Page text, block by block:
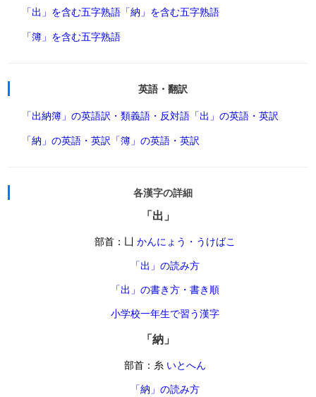
「出」を含む五字熟語 「納」を含む五字熟語
「簿」を含む五字熟語
英語・翻訳
「出納簿」の英語訳・類義語・反対語 「出」の英語・英訳
「納」の英語・英訳 「簿」の英語・英訳
各漢字の詳細
「出」
部首：凵 かんにょう・うけばこ
「出」の読み方
「出」の書き方・書き順
小学校一年生で習う漢字
「納」
部首：糸 いとへん
「納」の読み方